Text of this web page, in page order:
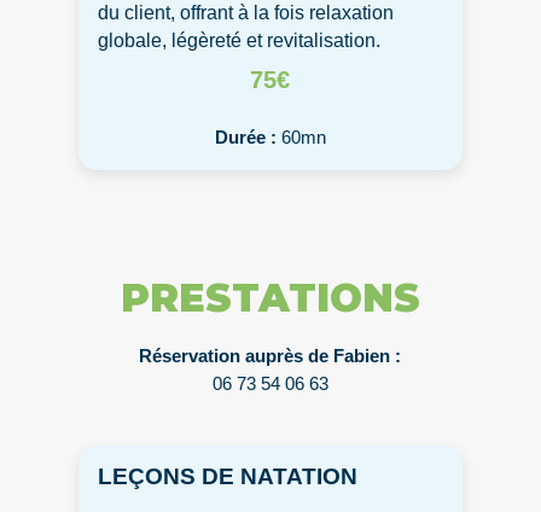
du client, offrant à la fois relaxation
globale, légèreté et revitalisation.
75€
Durée : 60mn
PRESTATIONS
Réservation auprès de Fabien :
06 73 54 06 63
LEÇONS DE NATATION